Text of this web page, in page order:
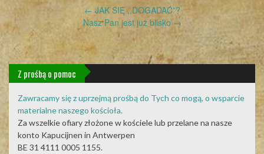
Post
navigation
← JAK SIĘ ,,DOGADAĆ”?
Nasz Pan jest już blisko →
Z prośbą o pomoc
Zawracamy się z uprzejmą prośbą do Tych co mogą, o wsparcie
materialne naszego kościoła.
Za wszelkie ofiary złożone w kościele lub przelane na nasze
konto Kapucijnen in Antwerpen
BE 31 4111 0005 1155.